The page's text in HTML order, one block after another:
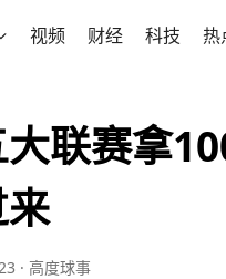
视频 财经 科技 热
联赛拿
· 高度球事